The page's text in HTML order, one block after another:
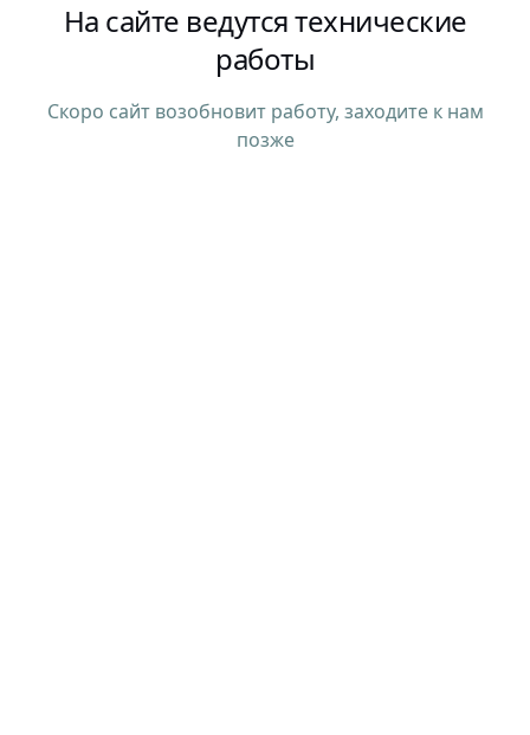
На сайте ведутся технические
работы
Скоро сайт возобновит работу, заходите к нам
позже